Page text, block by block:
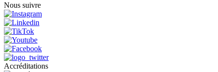
Nous suivre
Accréditations